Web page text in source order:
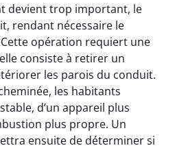
devient trop important, le
rendant nécessaire le
opération requiert une
consiste à retirer un
les parois du conduit.
les habitants
d’un appareil plus
plus propre. Un
ensuite de déterminer si